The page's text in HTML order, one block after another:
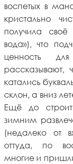
воспетых в
кристально
получила
вода»), что
ценность
рассказывают,
катались
склон, а вниз
Ещё до
зимним
(недалеко от
оттуда, по
многие и